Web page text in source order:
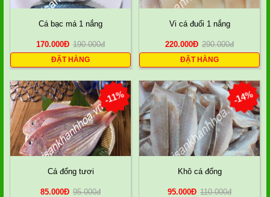
Cá bạc má 1 nắng
170.000Đ 190.000đ
ĐẶT HÀNG
Vi cá đuối 1 nắng
220.000Đ 290.000đ
ĐẶT HÀNG
-11%
Cá đổng tươi
85.000Đ 95.000đ
-14%
Khô cá đổng
95.000Đ 110.000đ